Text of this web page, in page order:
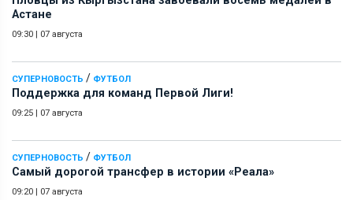
Астане
09:30 07 августа
СУПЕРНОВОСТЬ / ФУТБОЛ
Поддержка для команд Первой Лиги!
09:25 07 августа
СУПЕРНОВОСТЬ / ФУТБОЛ
Самый дорогой трансфер в истории «Реала»
09:20 07 августа